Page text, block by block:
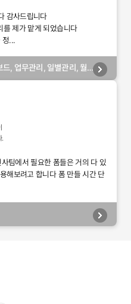
감사드립니다
를 제가 맡게 되었습니다
정...
, 업무관리, 일별관리, 월
.
팀에서 필요한 폼들은 거의 다 있
해보려고 합니다 폼 만들 시간 단